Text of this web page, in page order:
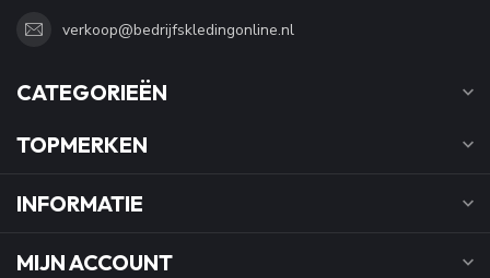
verkoop@bedrijfskledingonline.nl
CATEGORIEËN
TOPMERKEN
INFORMATIE
MIJN ACCOUNT